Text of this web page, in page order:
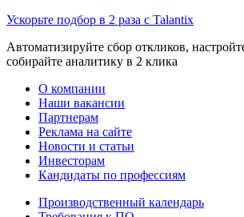
Ускорьте подбор в 2 раза с Talantix
Автоматизируйте сбор откликов,
собирайте аналитику в 2 клика
О компании
Наши вакансии
Партнерам
Реклама на сайте
Новости и статьи
Инвесторам
Кандидаты по профессиям
Производственный календарь